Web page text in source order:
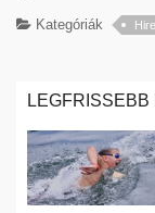
Kategóriák
LEGFRISSEBB